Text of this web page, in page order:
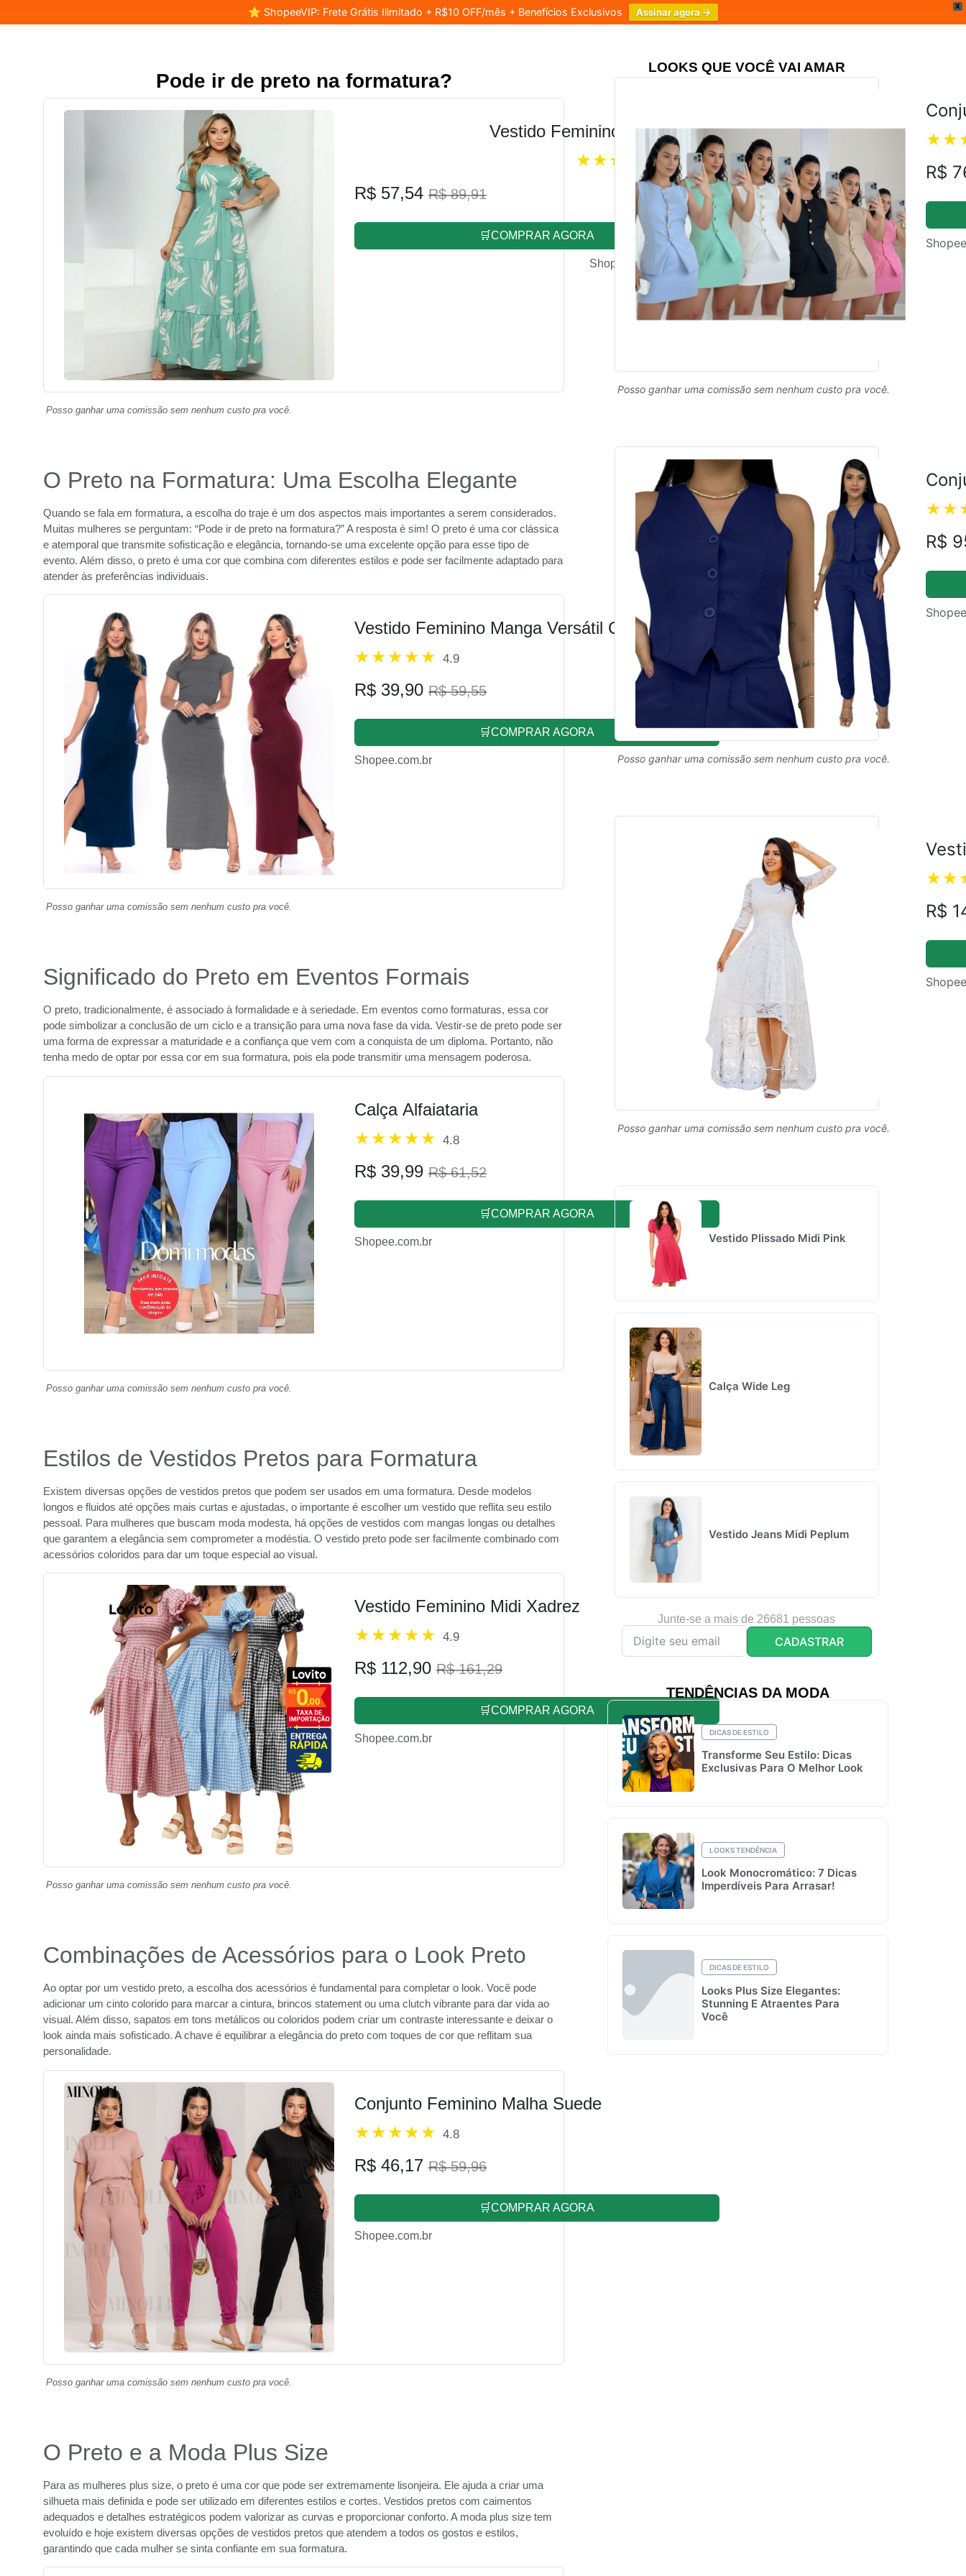
X
⭐ ShopeeVIP: Frete Grátis Ilimitado + R$10 OFF/mês + Benefícios Exclusivos Assinar agora →
Pode ir de preto na formatura?
Vestido Feminino Longo Três Marias
4.8
R$ 57,54 R$ 89,91
🛒COMPRAR AGORA
Shopee.com.br
Posso ganhar uma comissão sem nenhum custo pra você.
O Preto na Formatura: Uma Escolha Elegante
Quando se fala em formatura, a escolha do traje é um dos aspectos mais importantes a serem considerados.
Muitas mulheres se perguntam: “Pode ir de preto na formatura?” A resposta é sim! O preto é uma cor clássica
e atemporal que transmite sofisticação e elegância, tornando-se uma excelente opção para esse tipo de
evento. Além disso, o preto é uma cor que combina com diferentes estilos e pode ser facilmente adaptado para
atender às preferências individuais.
Vestido Feminino Manga Versátil Casual
4.9
R$ 39,90 R$ 59,55
🛒COMPRAR AGORA
Shopee.com.br
Posso ganhar uma comissão sem nenhum custo pra você.
Significado do Preto em Eventos Formais
O preto, tradicionalmente, é associado à formalidade e à seriedade. Em eventos como formaturas, essa cor
pode simbolizar a conclusão de um ciclo e a transição para uma nova fase da vida. Vestir-se de preto pode ser
uma forma de expressar a maturidade e a confiança que vem com a conquista de um diploma. Portanto, não
tenha medo de optar por essa cor em sua formatura, pois ela pode transmitir uma mensagem poderosa.
Calça Alfaiataria
4.8
R$ 39,99 R$ 61,52
🛒COMPRAR AGORA
Shopee.com.br
Posso ganhar uma comissão sem nenhum custo pra você.
Estilos de Vestidos Pretos para Formatura
Existem diversas opções de vestidos pretos que podem ser usados em uma formatura. Desde modelos
longos e fluidos até opções mais curtas e ajustadas, o importante é escolher um vestido que reflita seu estilo
pessoal. Para mulheres que buscam moda modesta, há opções de vestidos com mangas longas ou detalhes
que garantem a elegância sem comprometer a modéstia. O vestido preto pode ser facilmente combinado com
acessórios coloridos para dar um toque especial ao visual.
Vestido Feminino Midi Xadrez
4.9
R$ 112,90 R$ 161,29
🛒COMPRAR AGORA
Shopee.com.br
Posso ganhar uma comissão sem nenhum custo pra você.
Combinações de Acessórios para o Look Preto
Ao optar por um vestido preto, a escolha dos acessórios é fundamental para completar o look. Você pode
adicionar um cinto colorido para marcar a cintura, brincos statement ou uma clutch vibrante para dar vida ao
visual. Além disso, sapatos em tons metálicos ou coloridos podem criar um contraste interessante e deixar o
look ainda mais sofisticado. A chave é equilibrar a elegância do preto com toques de cor que reflitam sua
personalidade.
Conjunto Feminino Malha Suede
4.8
R$ 46,17 R$ 59,96
🛒COMPRAR AGORA
Shopee.com.br
Posso ganhar uma comissão sem nenhum custo pra você.
O Preto e a Moda Plus Size
Para as mulheres plus size, o preto é uma cor que pode ser extremamente lisonjeira. Ele ajuda a criar uma
silhueta mais definida e pode ser utilizado em diferentes estilos e cortes. Vestidos pretos com caimentos
adequados e detalhes estratégicos podem valorizar as curvas e proporcionar conforto. A moda plus size tem
evoluído e hoje existem diversas opções de vestidos pretos que atendem a todos os gostos e estilos,
garantindo que cada mulher se sinta confiante em sua formatura.
LOOKS QUE VOCÊ VAI AMAR
R$
Posso ganhar uma comissão sem nenhum custo pra você.
R$
Posso ganhar uma comissão sem nenhum custo pra você.
R$
Posso ganhar uma comissão sem nenhum custo pra você.
Vestido Plissado Midi Pink
Calça Wide Leg
Vestido Jeans Midi Peplum
Junte-se a mais de 26681 pessoas
CADASTRAR
TENDÊNCIAS DA MODA
DICAS DE ESTILO
Transforme Seu Estilo: Dicas
Exclusivas Para O Melhor Look
LOOKS TENDÊNCIA
Look Monocromático: 7 Dicas
Imperdíveis Para Arrasar!
DICAS DE ESTILO
Looks Plus Size Elegantes:
Stunning E Atraentes Para
Você